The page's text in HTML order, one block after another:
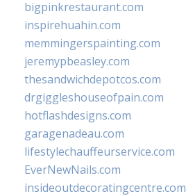
bigpinkrestaurant.com
inspirehuahin.com
memmingerspainting.com
jeremypbeasley.com
thesandwichdepotcos.com
drgiggleshouseofpain.com
hotflashdesigns.com
garagenadeau.com
lifestylechauffeurservice.com
EverNewNails.com
insideoutdecoratingcentre.com